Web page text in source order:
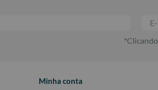
Minha conta